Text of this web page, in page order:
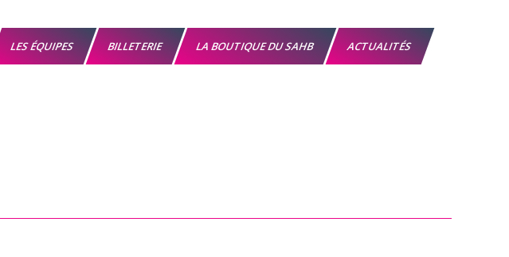
LES ÉQUIPES BILLETERIE LA BOUTIQUE DU SAHB ACTUALITÉS